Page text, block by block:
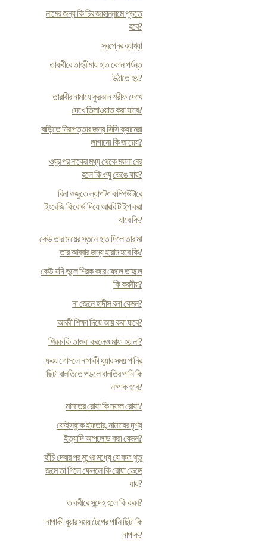
নামের জন্য কি চির জাহান্নামে পুড়তে
হবে?
স্বপ্নের ব্যাখ্যা
তাকবীরে তাহরীমায় হাত কোন পর্যন্ত
উঠাতে হয়?
তারাবীর নামাযে কুরআন শরীফ দেখে
দেখে তিলাওয়াত করা যাবে?
বাড়িতে নিরাপত্তার জন্য সিসি ক্যামেরা
লাগানো কি জায়েয?
ওযুর পর নাকের মধ্য থেকে ময়লা বের
হলে কি ওযু ভেঙে যায়?
বিনা ওজুতে ল্যাপটপ কম্পিউটারে
ইংরেজি কিবোর্ড দিয়ে আরবি টাইপ করা
যাবে কি?
কেউ তার মায়ের স্তনে হাত দিলে তার মা
তার আব্বার জন্য হারাম হবে কি?
কেউ যদি ভুলে শিরক করে ফেলে তাহলে
কি করনীয়?
না জেনে হাদীস বলা কেমন?
আরবী শিক্ষা দিয়ে আয় করা যাবে?
শিরক কি তাওবা করলেও মাফ হয় না?
ফর‍য গোসলে নাপাকী ধুয়ার সময় পানির
ছিটা বালতিতে পড়লে বালতির পানি কি
নাপাক হবে?
মানতের রোযা কি নফল রোযা?
ফেইসবুকে ইফতার, নামাযের দৃশ্য
ইত্যাদি আপলোড করা কেমন?
হাঁচি দেবার পর মুখের মধ্যে যে কফ থুতু
জমে তা গিলে ফেললে কি রোযা ভেঙ্গে
যায়?
তাকবীরে সন্দেহ হলে কি করব?
নাপাকী ধুয়ার সময় টেপের পানি ছিটা কি
নাপাক?